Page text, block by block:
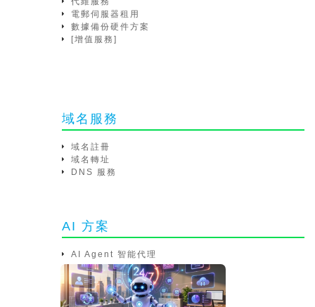
電郵伺服器租用
數據備份硬件方案
[增值服務]
域名服務
域名註冊
域名轉址
DNS 服務
AI 方案
AI Agent 智能代理